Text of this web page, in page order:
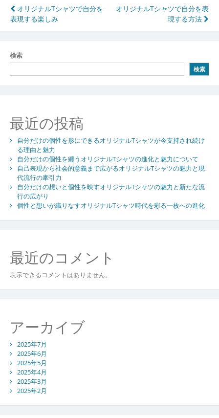
投
稿
ビ
ゲ
ー
ョ
ン
オリジナルTシャツで自分を
表現する楽しみ
オリジナルTシャツで自分を表
現する方法
検索
検索
最近の投稿
自分だけの個性を形にできるオリジナルTシャツが今支持され続け
る理由と魅力
自分だけの個性を纏うオリジナルTシャツの進化と魅力について
自己表現から社会的意義まで広がるオリジナルTシャツの魅力と現
代流行の牽引力
自分だけの想いと個性を映すオリジナルTシャツの魅力と新たな流
行の広がり
個性と想いが織りなすオリジナルTシャツ時代を彩る一枚への進化
最近のコメント
表示できるコメントはありません。
アーカイブ
2025年7月
2025年6月
2025年5月
2025年4月
2025年3月
2025年2月